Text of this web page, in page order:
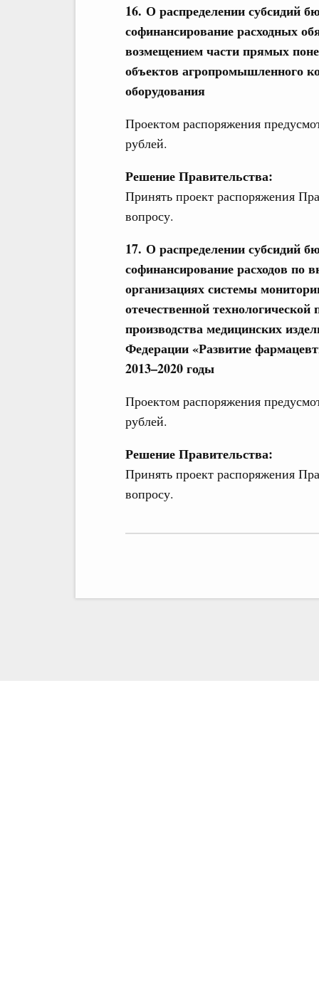
16. О распределении субсидий
софинансирование расходных
возмещением части прямых
объектов агропромышленного
оборудования
Проектом распоряжения
рублей.
Решение Правительства:
Принять проект распоряжения
вопросу.
17. О распределении субсидий
софинансирование расходов по
организациях системы
отечественной
производства медицинских
Федерации «Развитие
2013–2020 годы
Проектом распоряжения
рублей.
Решение Правительства:
Принять проект распоряжения
вопросу.